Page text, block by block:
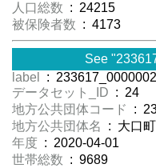
人口総数 : 24215
被保険者数 : 4173
See
label
:
データセット_ID : 24
地方公共団体コード
:
地方公共団体名
: 大口町
年度 : 2020-04-01
世帯総数 : 9689